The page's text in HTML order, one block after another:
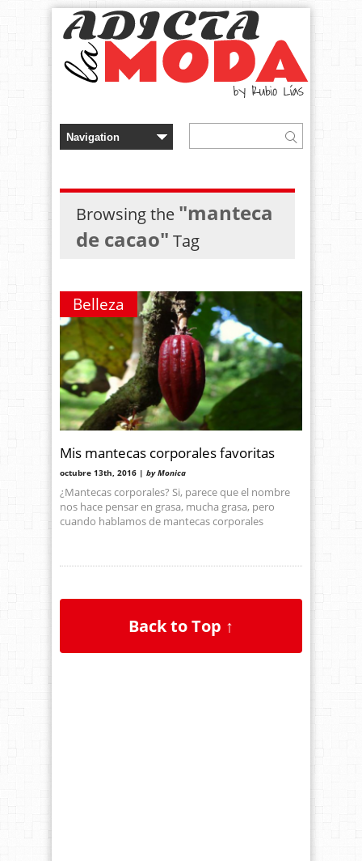
Browsing the "manteca
de cacao" Tag
Belleza
Mis mantecas corporales favoritas
octubre 13th, 2016 | by Monica
¿Mantecas corporales? Si, parece que el nombre
nos hace pensar en grasa, mucha grasa, pero
cuando hablamos de mantecas corporales
Back to Top ↑